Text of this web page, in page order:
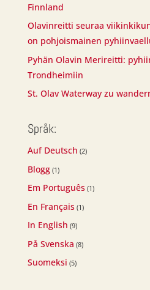
Finnland
Olavinreitti seuraa
on pohjoismainen
Pyhän Olavin Merireitti:
Trondheimiin
St. Olav Waterway zu
Språk:
Auf Deutsch (2)
Blogg(1)
Em Português(1)
En Français(1)
In English (9)
På Svenska (8)
Suomeksi (5)